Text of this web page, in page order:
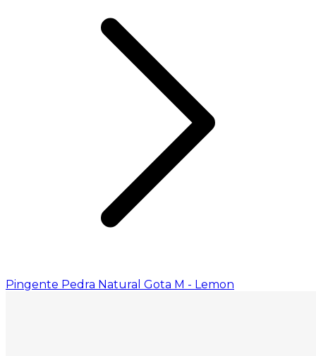
Pingente Pedra Natural Gota M - Lemon